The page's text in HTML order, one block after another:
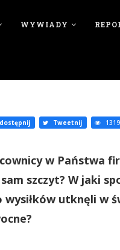
WYWIADY
Tweetnij 1319
w Państwa
szczyt? W jaki
utknęli w